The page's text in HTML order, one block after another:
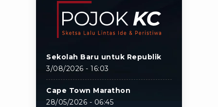
Sekolah Baru untuk Republik
3/08/2026 - 16:03
Cape Town Marathon
28/05/2026 - 06:45